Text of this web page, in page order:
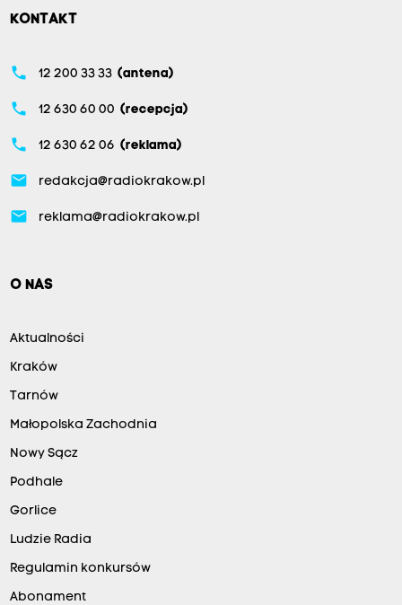
KONTAKT
phone 12 200 33 33 (antena)
phone 12 630 60 00 (recepcja)
phone 12 630 62 06 (reklama)
email redakcja@radiokrakow.pl
email reklama@radiokrakow.pl
O NAS
Aktualności
Kraków
Tarnów
Małopolska Zachodnia
Nowy Sącz
Podhale
Gorlice
Ludzie Radia
Regulamin konkursów
Abonament